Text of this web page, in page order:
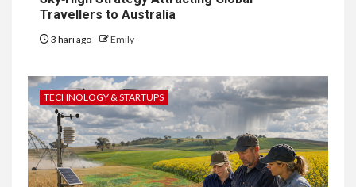
Travellers to Australia
3 hari ago Emily
TECHNOLOGY & STARTUPS